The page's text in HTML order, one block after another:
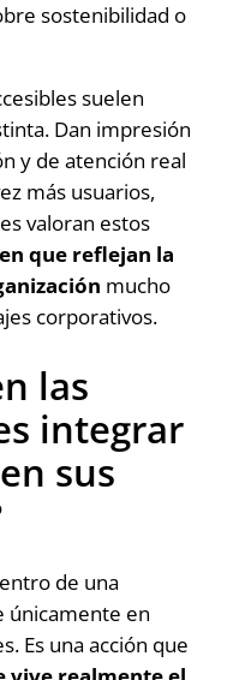
sostenibilidad o
suelen
Dan impresión
y de atención real
más usuarios,
valoran estos
que reflejan la
mucho
corporativos.
las
integrar
sus
de una
únicamente en
Es una acción que